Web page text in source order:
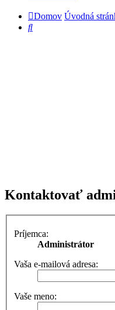
Domov Úvodná
Hľadať
Kontaktovať
Príjemca:
Administrátor
Vaša e-mailová adresa:
Vaše meno: